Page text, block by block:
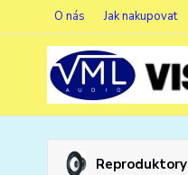
O nás Jak nakupovat
Reproduktory